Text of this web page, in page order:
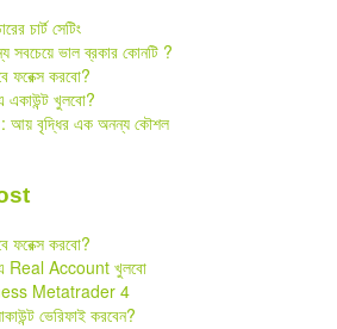
চার্ট সেটিং
সবচেয়ে ভাল ব্রকার কোনটি ?
ফরেক্স করবো?
খুলবো?
বৃদ্ধির এক অনন্য কৌশল
ফরেক্স করবো?
Real Account খুলবো
Metatrader 4
ভেরিফাই করবেন?